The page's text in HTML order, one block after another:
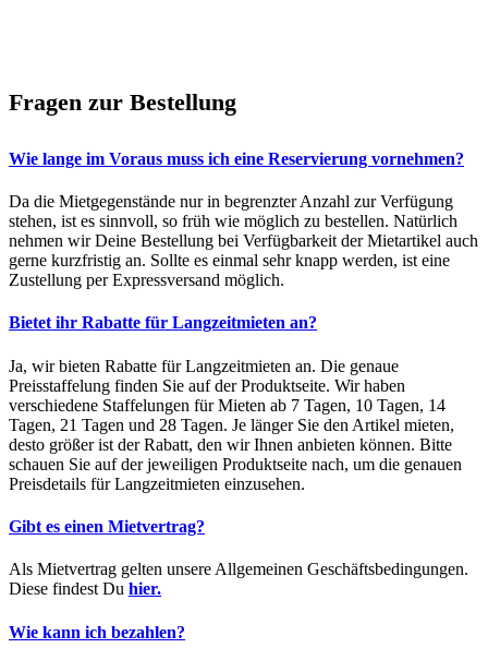
Fragen zur Bestellung
Wie lange im Voraus muss ich eine Reservierung vornehmen?
Da die Mietgegenstände nur in begrenzter Anzahl zur Verfügung
stehen, ist es sinnvoll, so früh wie möglich zu bestellen. Natürlich
nehmen wir Deine Bestellung bei Verfügbarkeit der Mietartikel auch
gerne kurzfristig an. Sollte es einmal sehr knapp werden, ist eine
Zustellung per Expressversand möglich.
Bietet ihr Rabatte für Langzeitmieten an?
Ja, wir bieten Rabatte für Langzeitmieten an. Die genaue
Preisstaffelung finden Sie auf der Produktseite. Wir haben
verschiedene Staffelungen für Mieten ab 7 Tagen, 10 Tagen, 14
Tagen, 21 Tagen und 28 Tagen. Je länger Sie den Artikel mieten,
desto größer ist der Rabatt, den wir Ihnen anbieten können. Bitte
schauen Sie auf der jeweiligen Produktseite nach, um die genauen
Preisdetails für Langzeitmieten einzusehen.
Gibt es einen Mietvertrag?
Als Mietvertrag gelten unsere Allgemeinen Geschäftsbedingungen.
Diese findest Du hier.
Wie kann ich bezahlen?